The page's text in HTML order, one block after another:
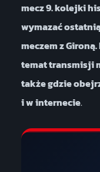
mecz 9. kolejki
wymazać
meczem z
temat transmisji
także gdzie
i w internecie.